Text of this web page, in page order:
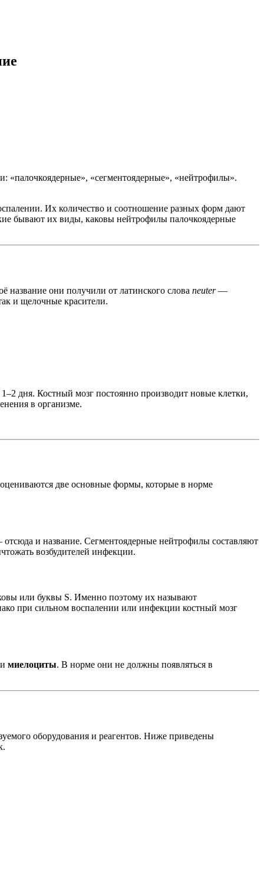
«палочкоядерные», «сегментоядерные», «нейтрофилы».
Их количество и соотношение разных форм дают
бывают их виды, каковы нейтрофилы палочкоядерные
название они получили от латинского слова neuter—
и щелочные красители.
дня. Костный мозг постоянно производит новые клетки,
в организме.
две основные формы, которые в норме
и название. Сегментоядерные нейтрофилы составляют
возбудителей инфекции.
или буквы S. Именно поэтому их называют
при сильном воспалении или инфекции костный мозг
и миелоциты. В норме они не должны появляться в
оборудования и реагентов. Ниже приведены